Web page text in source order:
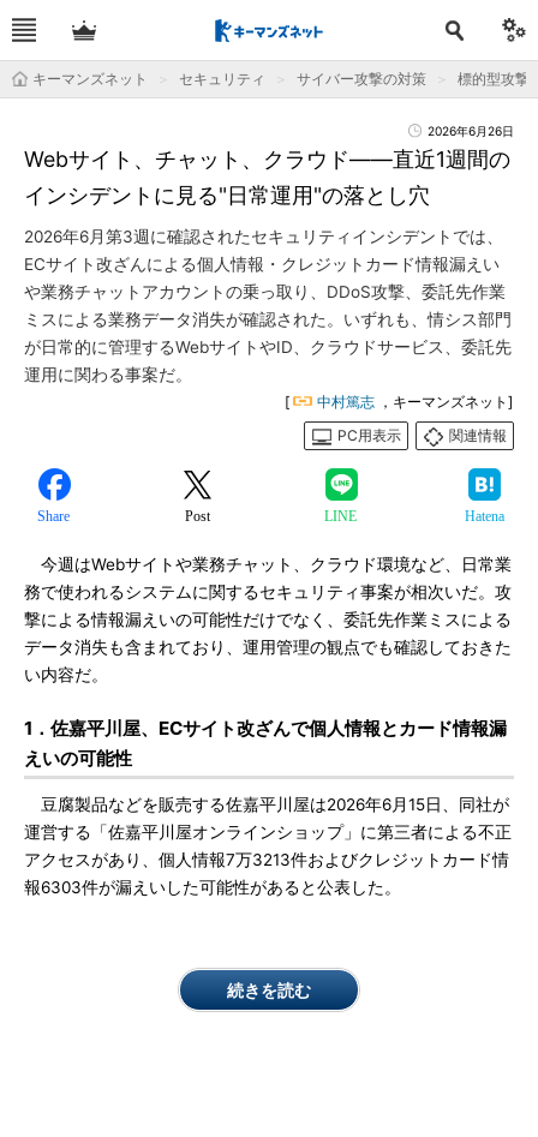
キーマンズネット セキュリティ サイバー攻撃の対策 標的型攻撃
2026年6月26日
Webサイト、チャット、クラウド――直近1週間の
インシデントに見る"日常運用"の落とし穴
2026年6月第3週に確認されたセキュリティインシデントでは、
ECサイト改ざんによる個人情報・クレジットカード情報漏えい
や業務チャットアカウントの乗っ取り、DDoS攻撃、委託先作業
ミスによる業務データ消失が確認された。いずれも、情シス部門
が日常的に管理するWebサイトやID、クラウドサービス、委託先
運用に関わる事案だ。
[ 中村篤志 ，キーマンズネット]
PC用表示
関連情報
Share Post LINE Hatena
今週はWebサイトや業務チャット、クラウド環境など、日常業
務で使われるシステムに関するセキュリティ事案が相次いだ。攻
撃による情報漏えいの可能性だけでなく、委託先作業ミスによる
データ消失も含まれており、運用管理の観点でも確認しておきた
い内容だ。
1．佐嘉平川屋、ECサイト改ざんで個人情報とカード情報漏
えいの可能性
豆腐製品などを販売する佐嘉平川屋は2026年6月15日、同社が
運営する「佐嘉平川屋オンラインショップ」に第三者による不正
アクセスがあり、個人情報7万3213件およびクレジットカード情
報6303件が漏えいした可能性があると公表した。
続きを読む